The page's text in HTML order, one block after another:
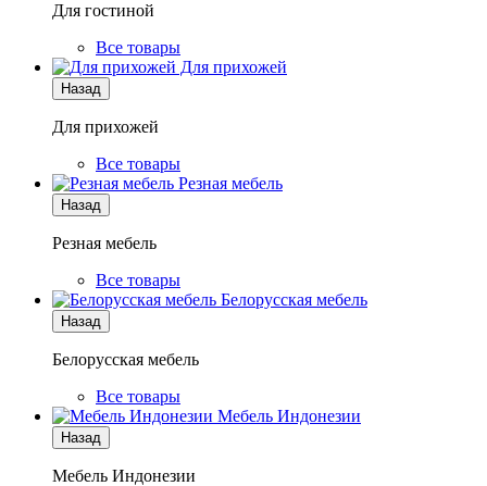
Для гостиной
Все товары
Для прихожей
Назад
Для прихожей
Все товары
Резная мебель
Назад
Резная мебель
Все товары
Белорусская мебель
Назад
Белорусская мебель
Все товары
Мебель Индонезии
Назад
Мебель Индонезии